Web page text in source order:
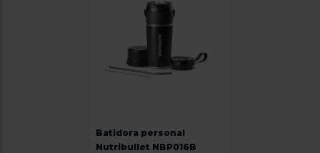
Batidora personal
Nutribullet NBP016B